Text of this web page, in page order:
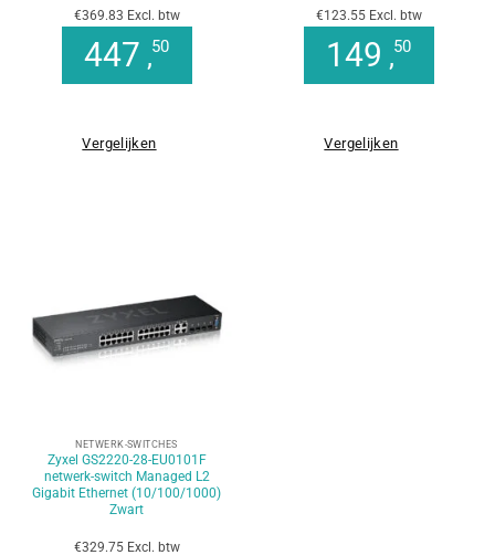
€369.83 Excl. btw
447 ,50
Vergelijken
€123.55 Excl. btw
149 ,50
Vergelijken
NETWERK-SWITCHES
Zyxel GS2220-28-EU0101F
netwerk-switch Managed L2
Gigabit Ethernet (10/100/1000)
Zwart
€329.75 Excl. btw